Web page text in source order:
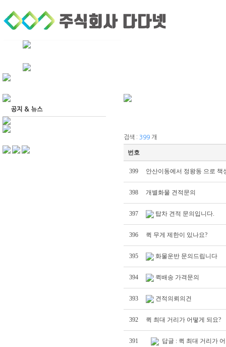
검색 : 399 개
번호
399 안산이동에서 정왕동 으로 책
398 개별화물 견적문의
397 탑차 견적 문의입니다.
396 퀵 무게 제한이 있나요?
395 화물운반 문의드립니다
394 퀵배송 가격문의
393 견적의뢰의건
392 퀵 최대 거리가 어떻게 되요?
391 답글 : 퀵 최대 거리가